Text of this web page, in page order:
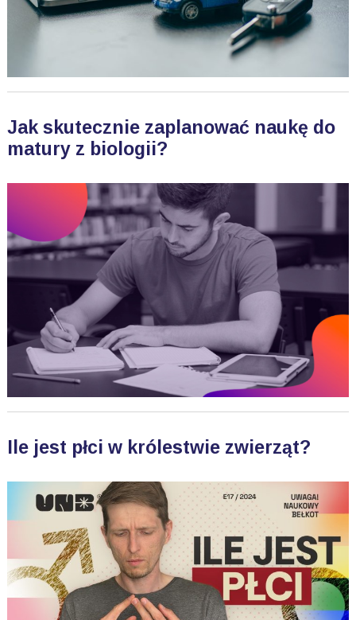
Jak skutecznie zaplanować naukę do
matury z biologii?
Ile jest płci w królestwie zwierząt?